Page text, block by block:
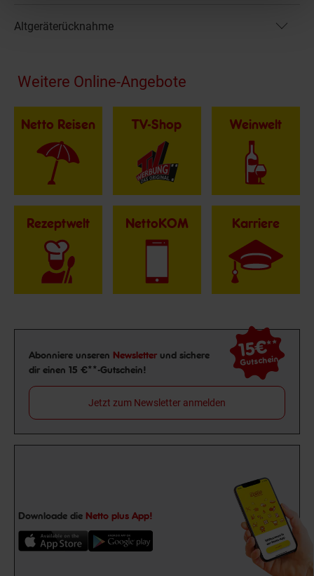
Altgeräterücknahme
Fußzeile
Weitere Online-Angebote
Netto Reisen TV-Shop Weinwelt
Rezeptwelt NettoKOM Karriere
Newsletter Anmeldung
Abonniere unseren Newsletter und sichere
dir einen 15 €**-Gutschein!
15€**
Gutschein
Jetzt zum Newsletter anmelden
Downloade die Netto plus App!